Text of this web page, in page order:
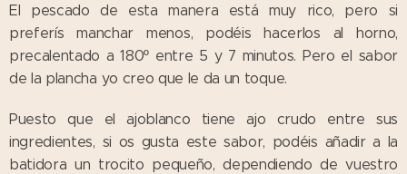
El pescado de esta manera está muy rico, pero si
preferís manchar menos, podéis hacerlos al horno,
precalentado a 180º entre 5 y 7 minutos. Pero el sabor
de la plancha yo creo que le da un toque.
Puesto que el ajoblanco tiene ajo crudo entre sus
ingredientes, si os gusta este sabor, podéis añadir a la
batidora un trocito pequeño, dependiendo de vuestro